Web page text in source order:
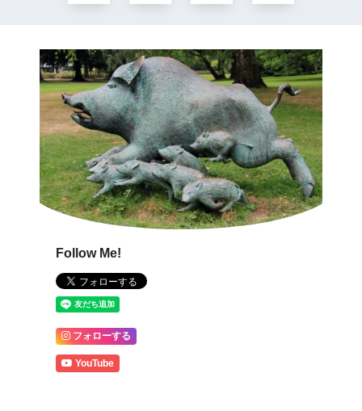
Follow Me!
フォローする
YouTube